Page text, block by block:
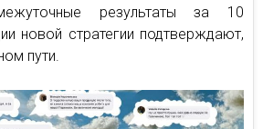
результаты за 10
новой стратегии подтверждают,
пути.